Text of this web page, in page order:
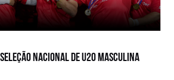
Nacional de U20 Masculina